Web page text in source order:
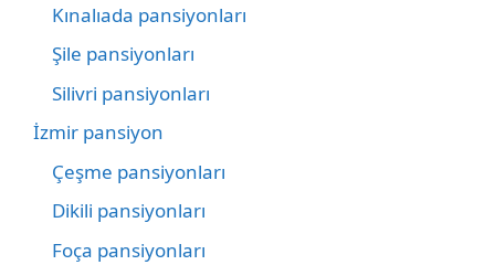
Kınalıada pansiyonları
Şile pansiyonları
Silivri pansiyonları
İzmir pansiyon
Çeşme pansiyonları
Dikili pansiyonları
Foça pansiyonları